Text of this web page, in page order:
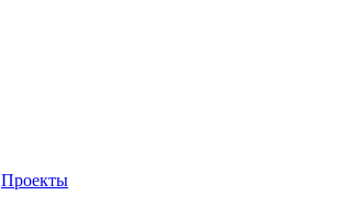
Проекты